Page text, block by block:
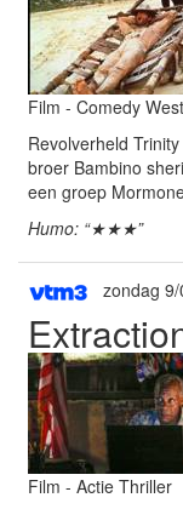
Film - Comedy
Revolverheld
broer Bambino
een groep
Humo: “★★★”
zondag
Film - Actie Thriller